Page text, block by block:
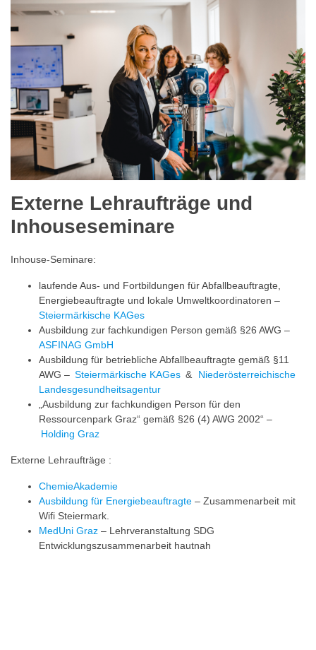
Externe Lehraufträge und
Inhouseseminare
Inhouse-Seminare:
laufende Aus- und Fortbildungen für Abfallbeauftragte,
Energiebeauftragte und lokale Umweltkoordinatoren –
Steiermärkische KAGes
Ausbildung zur fachkundigen Person gemäß §26 AWG –
ASFINAG GmbH
Ausbildung für betriebliche Abfallbeauftragte gemäß §11
AWG – Steiermärkische KAGes &
Niederösterreichische
Landesgesundheitsagentur
„Ausbildung zur fachkundigen Person für den
Ressourcenpark Graz“ gemäß §26 (4) AWG 2002“ –
Holding Graz
Externe Lehraufträge :
ChemieAkademie
Ausbildung für Energiebeauftragte – Zusammenarbeit mit
Wifi Steiermark.
MedUni Graz – Lehrveranstaltung SDG
Entwicklungszusammenarbeit hautnah